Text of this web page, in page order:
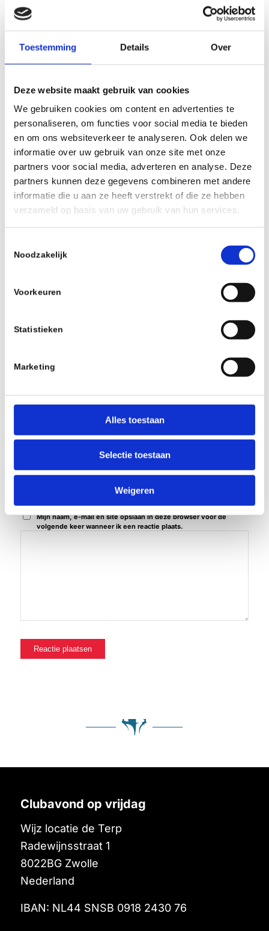
Toestemming Details Over
Deze website maakt gebruik van cookies
We gebruiken cookies om content en advertenties te
personaliseren, om functies voor social media te bieden
en om ons websiteverkeer te analyseren. Ook delen we
informatie over uw gebruik van onze site met onze
partners voor social media, adverteren en analyse. Deze
partners kunnen deze gegevens combineren met andere
informatie die u aan ze heeft verstrekt of die ze hebben
verzameld op basis van uw gebruik van hun services.
Noodzakelijk
Voorkeuren
Statistieken
Marketing
Alles toestaan
Selectie toestaan
Weigeren
Beschrijving
Vanwege het weer is er geen schaken
De eerste schaaktraining en rapidpartijen in de
zomercompetitie starten op 3 juli
Plaats een Reactie
Draag gerust bij!
E-mail*
Site
Mijn naam, e-mail en site opslaan in deze browser voor de
volgende keer wanneer ik een reactie plaats.
Clubavond op vrijdag
Wijz locatie de Terp
Radewijnsstraat 1
8022BG Zwolle
Nederland
IBAN: NL44 SNSB 0918 2430 76